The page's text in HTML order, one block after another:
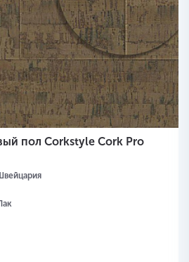
пол Corkstyle Cork Pro